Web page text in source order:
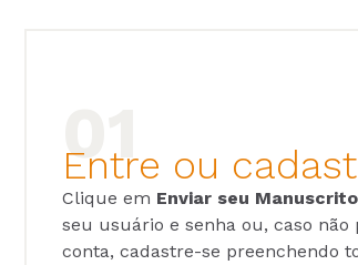
Entre ou
Clique em Enviar seu Manuscrito
seu usuário e senha ou, caso não
conta, cadastre-se preenchendo